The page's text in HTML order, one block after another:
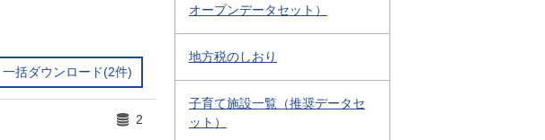
一括ダウンロード(2件)
2
オープンデータセット）
地方税のしおり
子育て施設一覧（推奨データセ
ット）